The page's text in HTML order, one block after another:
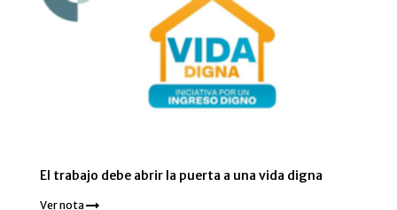
El trabajo debe abrir la puerta a una vida digna
Ver nota